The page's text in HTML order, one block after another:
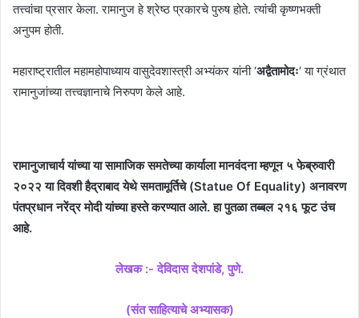
तत्त्वांचा प्रसार केला. रामानुज हे श्रेष्ठ प्रकारचे पुरुष होते. त्यांची कृष्णभक्ती
अनुपम होती.
महाराष्ट्रातील महामहोपाध्याय वासुदेवशास्त्री अभ्यंकर यांनी ‘अद्वैतामोदः‘ या ग्रंथात
रामानुजांच्या तत्त्वज्ञानाचे निरुपण केले आहे.
रामानुजाचार्य यांच्या या सामाजिक समतेच्या कार्याला मानवंदना म्हणून ५ फेब्रुवारी
२०२२ या दिवशी हैद्राबाद येथे समतामूर्तिचे (Statue Of Equality) अनावरण
पंतप्रधान नरेंद्र मोदी यांच्या हस्ते करण्यात आले. हा पुतळा तब्बल २१६ फूट उंच
आहे.
लेखक :- देविदास देशपांडे, पुणे.
(संत साहित्याचे अभ्यासक)